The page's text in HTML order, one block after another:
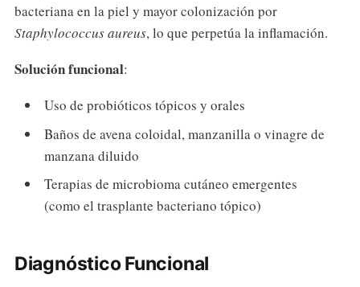
bacteriana en la piel y mayor colonización por
Staphylococcus aureus, lo que perpetúa la inflamación.
Solución funcional:
Uso de probióticos tópicos y orales
Baños de avena coloidal, manzanilla o vinagre de
manzana diluido
Terapias de microbioma cutáneo emergentes
(como el trasplante bacteriano tópico)
Diagnóstico Funcional